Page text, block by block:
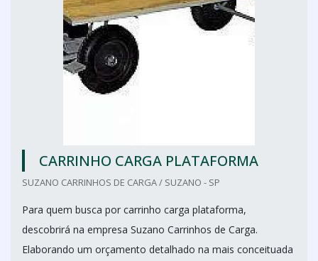
CARRINHO CARGA PLATAFORMA
SUZANO CARRINHOS DE CARGA / SUZANO - SP
Para quem busca por carrinho carga plataforma,
descobrirá na empresa Suzano Carrinhos de Carga.
Elaborando um orçamento detalhado na mais conceituada